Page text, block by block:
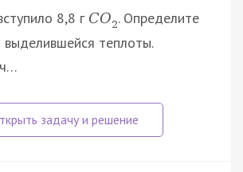
8,8 г CO2. Определите
выделившейся теплоты.